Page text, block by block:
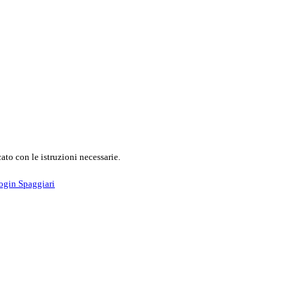
con le istruzioni necessarie.
Spaggiari